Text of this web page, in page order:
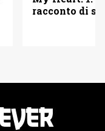
racconto di